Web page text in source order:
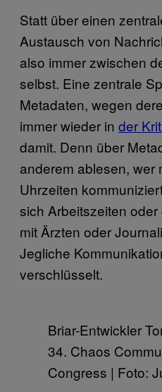
Statt über einen
Austausch von
also immer zwischen
selbst. Eine zentrale
Metadaten, wegen
immer wieder in der
damit. Denn über
anderem ablesen, wer
Uhrzeiten
sich Arbeitszeiten
mit Ärzten oder
Jegliche
verschlüsselt.
Briar-Entwickler
34. Chaos
Congress | Foto: